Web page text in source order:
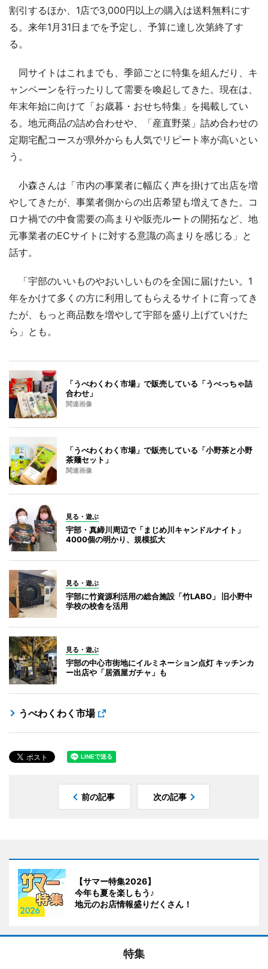
割引するほか、1店で3,000円以上の購入は送料無料にす
る。来年1月31日までを予定し、予算に達し次第終了す
る。
同サイトはこれまでも、季節ごとに特集を組んだり、キ
ャンペーンを行ったりして需要を喚起してきた。現在は、
年末年始に向けて「お歳暮・おせち特集」を掲載してい
る。地元商品の詰め合わせや、「産直野菜」詰め合わせの
定期宅配コースが県外からも人気でリピート率が高いとい
う。
小森さんは「市内の事業者に幅広く声を掛けて出店を増
やしてきたが、事業者側からの出店希望も増えてきた。コ
ロナ禍での中食需要の高まりや販売ルートの開拓など、地
元事業者のECサイトに対する意識の高まりを感じる」と
話す。
「宇部のいいものやおいしいものを全国に届けたい。1
年をかけて多くの方に利用してもらえるサイトに育ってき
たが、もっと商品数を増やして宇部を盛り上げていけた
ら」とも。
「うべわくわく市場」で販売している「うべっちゃ詰
合わせ」
関連画像
「うべわくわく市場」で販売している「小野茶と小野
茶麺セット」
関連画像
見る・遊ぶ
宇部・真締川周辺で「まじめ川キャンドルナイト」
4000個の明かり、規模拡大
見る・遊ぶ
宇部に竹資源利活用の総合施設「竹LABO」 旧小野中
学校の校舎を活用
見る・遊ぶ
宇部の中心市街地にイルミネーション点灯 キッチンカ
ー出店や「居酒屋ガチャ」も
うべわくわく市場
前の記事 次の記事
【サマー特集2026】
今年も夏を楽しもう♪
地元のお店情報盛りだくさん！
特集